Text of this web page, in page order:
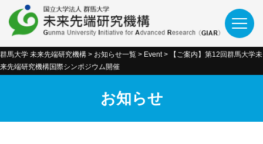
群馬大学 未来先端研究機構 > お知らせ一覧 > Event>
【ご案内】第12回群馬大学未
来先端研究機構国際シンポジウム開催
お知らせ